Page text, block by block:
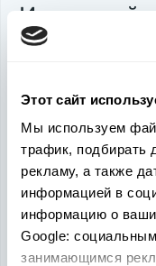
Этот сайт
Мы используем
трафик, подбирать
рекламу, а также
информацией в
информацию о
Google:
занимающимся
Используйте
быть в
откроет перед вами
ожидаемого
Внедрение
казахстанцев, чтобы
полную силу.